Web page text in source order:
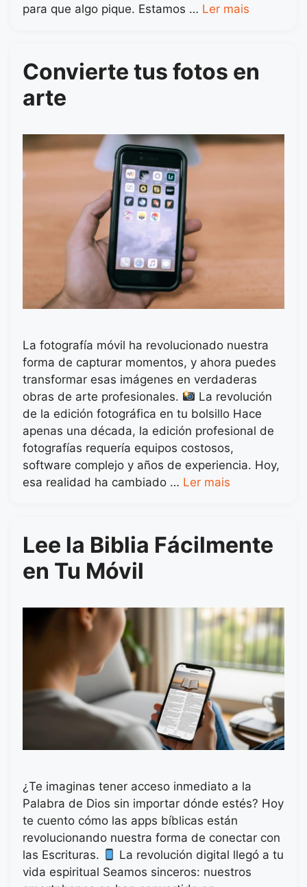
para que algo pique. Estamos … Ler mais
Convierte tus fotos en
arte
La fotografía móvil ha revolucionado nuestra
forma de capturar momentos, y ahora puedes
transformar esas imágenes en verdaderas
obras de arte profesionales.
La revolución
de la edición fotográfica en tu bolsillo Hace
apenas una década, la edición profesional de
fotografías requería equipos costosos,
software complejo y años de experiencia. Hoy,
esa realidad ha cambiado … Ler mais
Lee la Biblia Fácilmente
en Tu Móvil
¿Te imaginas tener acceso inmediato a la
Palabra de Dios sin importar dónde estés? Hoy
te cuento cómo las apps bíblicas están
revolucionando nuestra forma de conectar con
las Escrituras.
La revolución digital llegó a tu
vida espiritual Seamos sinceros: nuestros